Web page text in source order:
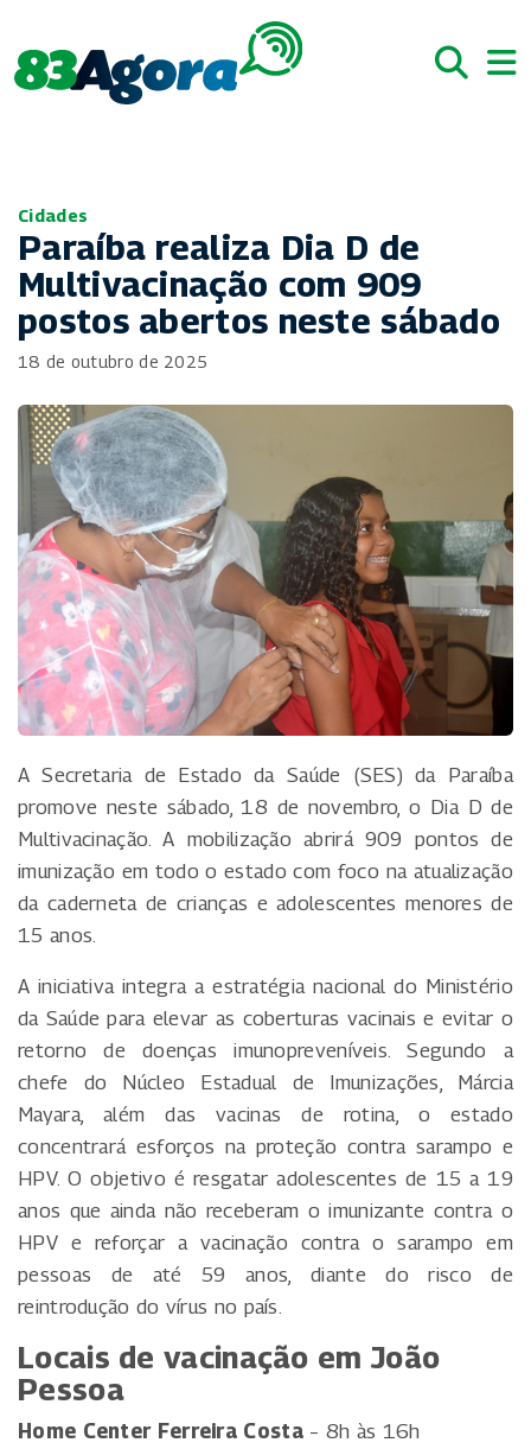
Cidades
Paraíba realiza Dia D de
Multivacinação com 909
postos abertos neste sábado
18 de outubro de 2025
A Secretaria de Estado da Saúde (SES) da Paraíba
promove neste sábado, 18 de novembro, o Dia D de
Multivacinação. A mobilização abrirá 909 pontos de
imunização em todo o estado com foco na atualização
da caderneta de crianças e adolescentes menores de
15 anos.
A iniciativa integra a estratégia nacional do Ministério
da Saúde para elevar as coberturas vacinais e evitar o
retorno de doenças imunopreveníveis. Segundo a
chefe do Núcleo Estadual de Imunizações, Márcia
Mayara, além das vacinas de rotina, o estado
concentrará esforços na proteção contra sarampo e
HPV. O objetivo é resgatar adolescentes de 15 a 19
anos que ainda não receberam o imunizante contra o
HPV e reforçar a vacinação contra o sarampo em
pessoas de até 59 anos, diante do risco de
reintrodução do vírus no país.
Locais de vacinação em João
Pessoa
Home Center Ferreira Costa– 8h às 16h